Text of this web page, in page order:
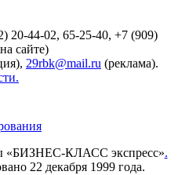
20-44-02, 65-25-40, +7 (909)
сайте)
29rbk@mail.ru (реклама).
«БИЗНЕС-КЛАСС экспресс».
22 декабря 1999 года.